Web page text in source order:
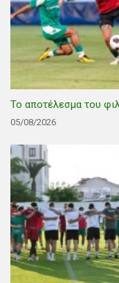
Το αποτέλεσμα του
05/08/2026